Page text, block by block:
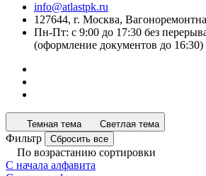
info@atlastpk.ru
127644, г. Москва,
Пн-Пт: с 9:00 до 17:30 без
(оформление документов до 16:30)
Темная тема Светлая тема
Фильтр Сбросить все
По возрастанию сортировки
С начала алфавита